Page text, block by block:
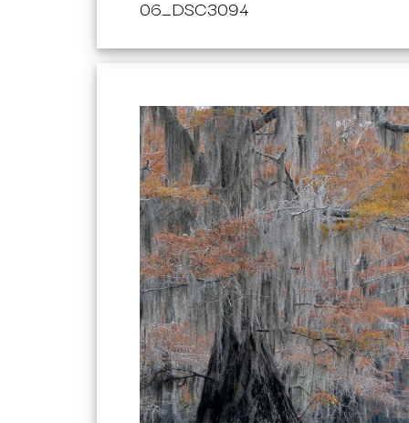
06_DSC3094